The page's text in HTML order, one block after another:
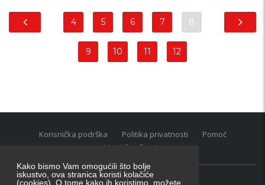
Kako bismo Vam omogućili što bolje
iskustvo, ova stranica koristi kolačiće
(cookies). O tome kako ih koristimo, možete
4 5 6 7 8
9 10 11 12
Korisnička podrška Politika privatnosti
Pomoć
Uvjeti korištenja